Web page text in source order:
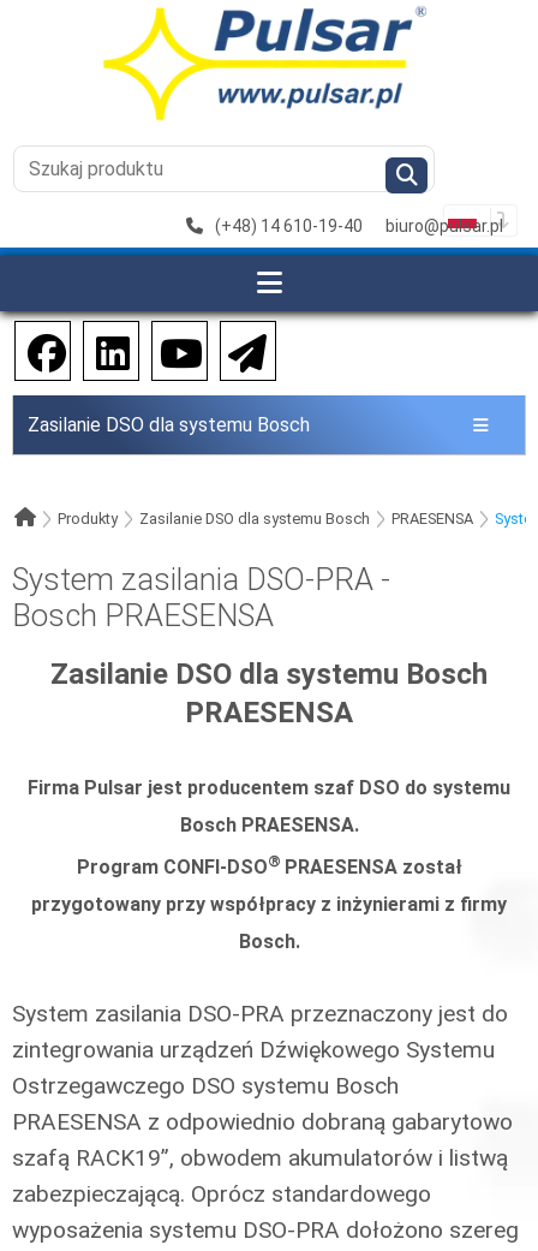
(+48) 14 610-19-40 biuro@pulsar.pl
Zasilanie DSO dla systemu Bosch
Produkty Zasilanie DSO dla systemu Bosch PRAESENSA
System zasilania DSO-PRA -
Bosch PRAESENSA
Zasilanie DSO dla systemu Bosch
PRAESENSA
Firma Pulsar jest producentem szaf DSO do systemu
Bosch PRAESENSA.
Program CONFI-DSO® PRAESENSA został
przygotowany przy współpracy z inżynierami z firmy
Bosch.
System zasilania DSO-PRA przeznaczony jest do
zintegrowania urządzeń Dźwiękowego Systemu
Ostrzegawczego DSO systemu Bosch
PRAESENSA z odpowiednio dobraną gabarytowo
szafą RACK19”, obwodem akumulatorów i listwą
zabezpieczającą. Oprócz standardowego
wyposażenia systemu DSO-PRA dołożono szereg